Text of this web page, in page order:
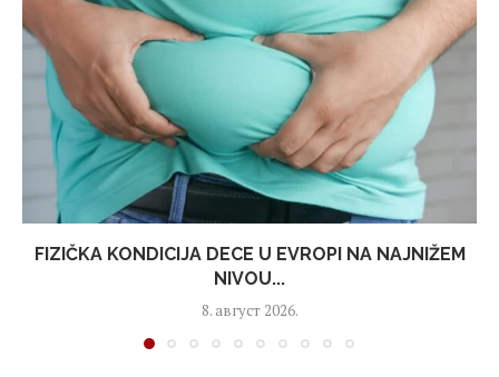
FIZIČKA KONDICIJA DECE U EVROPI NA NAJNIŽEM
NIVOU...
8. август 2026.